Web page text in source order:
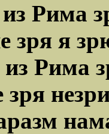
из Рима
зря я
из Рима
зря